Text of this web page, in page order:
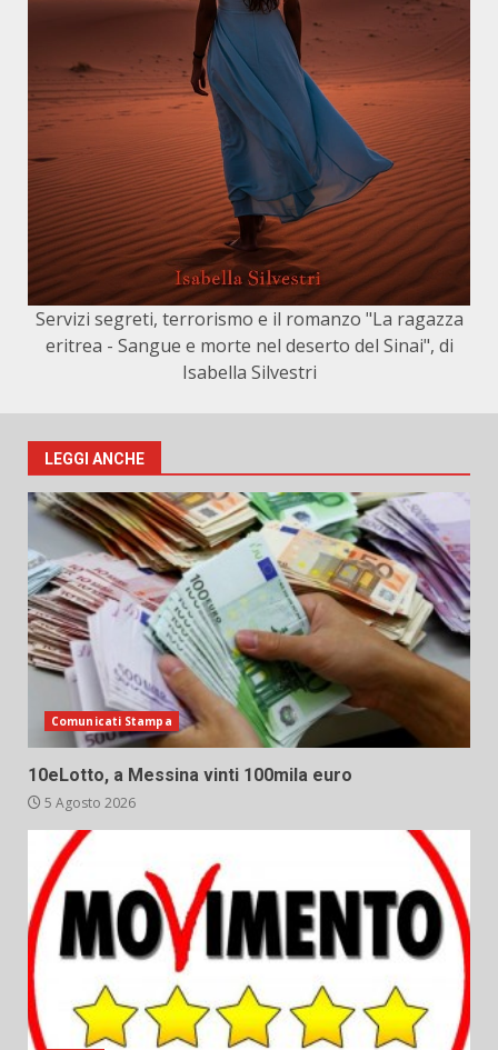
Servizi segreti, terrorismo e il romanzo "La ragazza
eritrea - Sangue e morte nel deserto del Sinai", di
Isabella Silvestri
LEGGI ANCHE
Comunicati Stampa
10eLotto, a Messina vinti 100mila euro
5 Agosto 2026